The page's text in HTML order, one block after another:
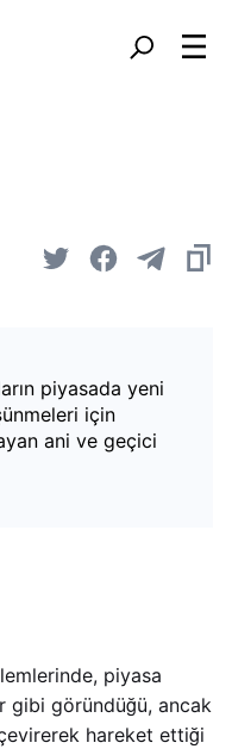
piyasada yeni
için
ani ve geçici
piyasa
gibi göründüğü, ancak
hareket ettiği